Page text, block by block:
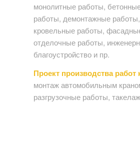
монолитные работы,
работы, демонтажные
кровельные работы,
отделочные работы,
благоустройство и пр.
Проект производства
монтаж автомобильным
разгрузочные работы,